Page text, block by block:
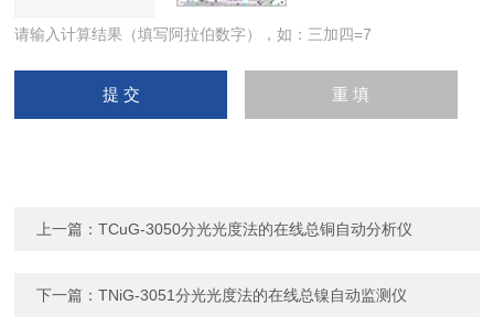
请输入计算结果（填写阿拉伯数字），如：三加四=7
上一篇：TCuG-3050分光光度法的在线总铜自动分析仪
下一篇：TNiG-3051分光光度法的在线总镍自动监测仪